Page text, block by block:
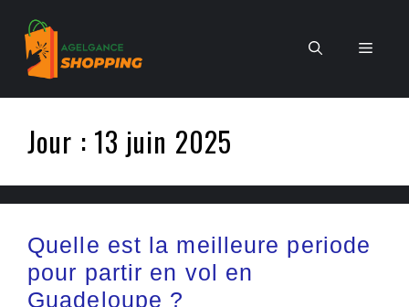
contenu
Menu
Jour : 13 juin 2025
Quelle est la meilleure periode
pour partir en vol en
Guadeloupe ?